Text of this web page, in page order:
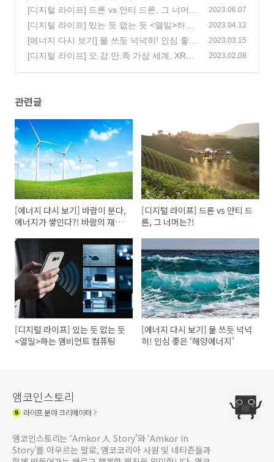
인다?! 바람의 재발견 ‘풍력에너지’
(0)
[디지털 라이프] 드론 vs 안티 드론, 그 너머
는?!
(0)
2023.06.07
[디지털 라이프] 있는 듯 없는 듯 <열일>하는
앰비언트 컴퓨팅
(0)
2023.04.12
[에너지 다시 보기] 물 쓰듯 넉넉히! 인심 좋은
‘해양에너지’
(0)
2023.03.15
[디지털 라이프] 오.감.만.족 가상 세계, XR로
2023.02.08
관련글
[에너지 다시 보기] 바람이 분다,
에너지가 쌓인다?! 바람의 재발
[디지털 라이프] 드론 vs 안티 드
론, 그 너머는?!
[디지털 라이프] 있는 듯 없는 듯
<열일>하는 앰비언트 컴퓨팅
[에너지 다시 보기] 물 쓰듯 넉넉
히! 인심 좋은 ‘해양에너지’
앰코인스토리
라이프분야 크리에이터
앰코인스토리는 ‘Amkor 人 Story’와 ‘Amkor in
Story’를 아우르는 말로, 앰코코리아 사원 및 네티즌들과